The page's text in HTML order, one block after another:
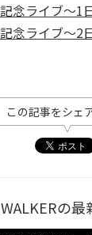
念ライブ〜1
念ライブ〜2
この記事をシェ
の